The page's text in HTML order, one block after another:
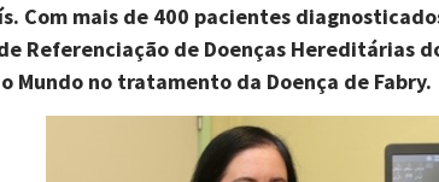
Com mais de 400 pacientes
Referenciação de Doenças Hereditárias
Mundo no tratamento da Doença de Fabry.